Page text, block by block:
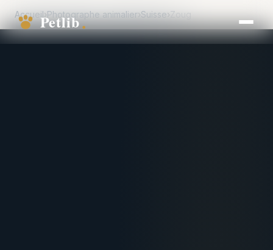
Accueil›Photographe animalier›Suisse›Zoug